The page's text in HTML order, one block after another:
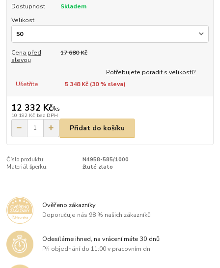
Dostupnost
Skladem
Velikost
Cena před
slevou
17 680 Kč
Potřebujete poradit s velikostí?
Ušetříte
5 348 Kč (30% sleva)
12 332 Kč/ks
10 192 Kč bez DPH
Přidat do košíku
Číslo produktu:
N4958-585/1000
Materiál šperku:
žluté zlato
Ověřeno zákazníky
Doporučuje nás 98 % našich zákazníků
Odesíláme ihned, na vrácení máte 30 dnů
Při objednání do 11:00 v pracovním dni